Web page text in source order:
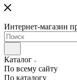
Интернет-магазин
Каталог
По всему сайту
По каталогу